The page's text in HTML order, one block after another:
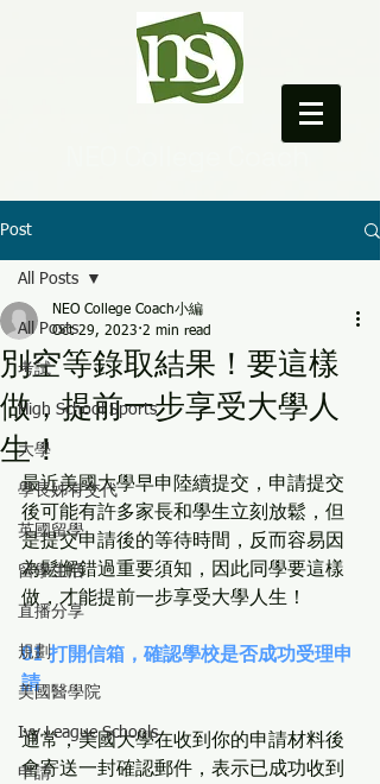
Post
All Posts
考試
High School Sports
大學
學長姊有交代
英國留學
留學生活
直播分享
規劃
美國醫學院
Ivy League Schools
申請
All Posts
別空等錄取結果！要這樣
做，提前一步享受大學人
生！
NEO College Coach小編
Oct 29, 2023 2 min read
最近美國大學早申陸續提交，申請提交
後可能有許多家長和學生立刻放鬆，但
是提交申請後的等待時間，反而容易因
為鬆懈錯過重要須知，因此同學要這樣
做，才能提前一步享受大學人生！
01 打開信箱，確認學校是否成功受理申
請
通常，美國大學在收到你的申請材料後
會寄送一封確認郵件，表示已成功收到